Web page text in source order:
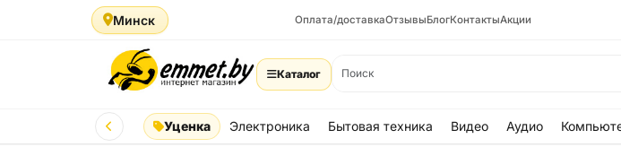
Минск Оплата/доставкаОтзывыБлогКонтактыАкции
Каталог
Уценка Электроника Бытовая техника Видео Аудио